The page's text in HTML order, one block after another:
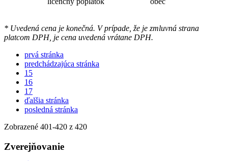
* Uvedená cena je konečná. V prípade, že je zmluvná strana
platcom DPH, je cena uvedená vrátane DPH.
prvá stránka
predchádzajúca stránka
15
16
17
ďalšia stránka
posledná stránka
Zobrazené 401-420 z 420
Zverejňovanie